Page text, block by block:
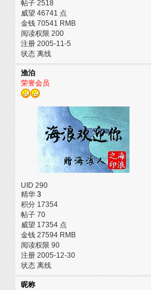
帖子 2518
威望 46741 点
金钱 70541 RMB
阅读权限 200
注册 2005-11-5
状态 离线
渔泊
荣誉会员
UID 290
精华 3
积分 17354
帖子 70
威望 17354 点
金钱 27594 RMB
阅读权限 90
注册 2005-12-30
状态 离线
昵称